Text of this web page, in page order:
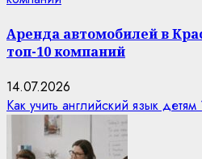
Аренда автомобилей в
топ-10 компаний
14.07.2026
Как учить английский язык